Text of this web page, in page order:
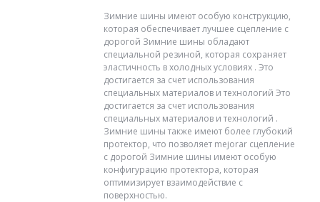
Зимние шины имеют особую конструкцию,
которая обеспечивает лучшее сцепление с
дорогой Зимние шины обладают
специальной резиной, которая сохраняет
эластичность в холодных условиях . Это
достигается за счет использования
специальных материалов и технологий Это
достигается за счет использования
специальных материалов и технологий .
Зимние шины также имеют более глубокий
протектор, что позволяет mejorar сцепление
с дорогой Зимние шины имеют особую
конфигурацию протектора, которая
оптимизирует взаимодействие с
поверхностью.